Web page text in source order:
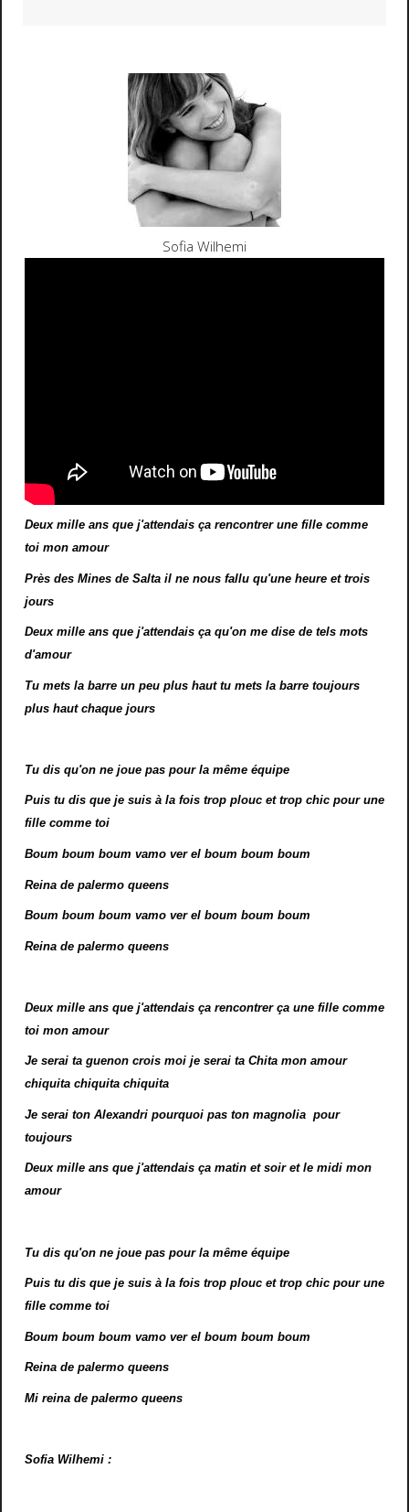
Sofia Wilhemi
Deux mille ans que j'attendais ça rencontrer une fille comme
toi mon amour
Près des Mines de Salta il ne nous fallu qu'une heure et trois
jours
Deux mille ans que j'attendais ça qu'on me dise de tels mots
d'amour
Tu mets la barre un peu plus haut tu mets la barre toujours
plus haut chaque jours
Tu dis qu'on ne joue pas pour la même équipe
Puis tu dis que je suis à la fois trop plouc et trop chic pour une
fille comme toi
Boum boum boum vamo ver el boum boum boum
Reina de palermo queens
Boum boum boum vamo ver el boum boum boum
Reina de palermo queens
Deux mille ans que j'attendais ça rencontrer ça une fille comme
toi mon amour
Je serai ta guenon crois moi je serai ta Chita mon amour
chiquita chiquita chiquita
Je serai ton Alexandri pourquoi pas ton magnolia pour
toujours
Deux mille ans que j'attendais ça matin et soir et le midi mon
amour
Tu dis qu'on ne joue pas pour la même équipe
Puis tu dis que je suis à la fois trop plouc et trop chic pour une
fille comme toi
Boum boum boum vamo ver el boum boum boum
Reina de palermo queens
Mi reina de palermo queens
Sofia Wilhemi :